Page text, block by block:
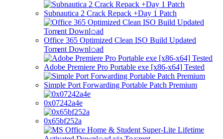
Subnautica 2 Crack Repack +Day 1 Patch
Office 365 Optimized Clean ISO Build Updated
Torr𝐞nt Downl𝚘аd
Adobe Premiere Pro Portable exe [x86-x64] Tested
Simple Port Forwarding Portable Patch Premium
0x07242a4e
0x65bf252a